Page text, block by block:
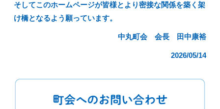
そしてこのホームページが皆様とより密接な関係を築く架
け橋となるよう願っています。
中丸町会 会長 田中康裕
2026/05/14